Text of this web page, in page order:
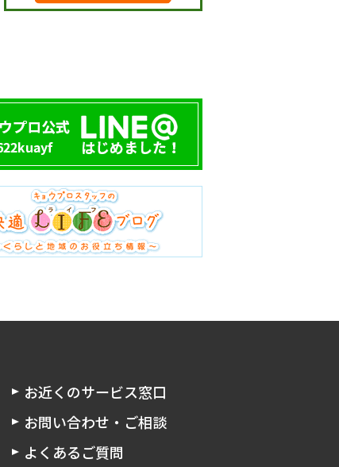
お近くのサービス窓口
お問い合わせ・ご相談
よくあるご質問